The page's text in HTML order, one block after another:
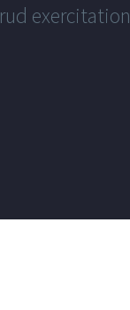
exercitation